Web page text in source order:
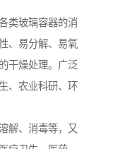
类玻璃容器的消
、易分解、易氧
干燥处理。广泛
、农业科研、环
解、消毒等，又